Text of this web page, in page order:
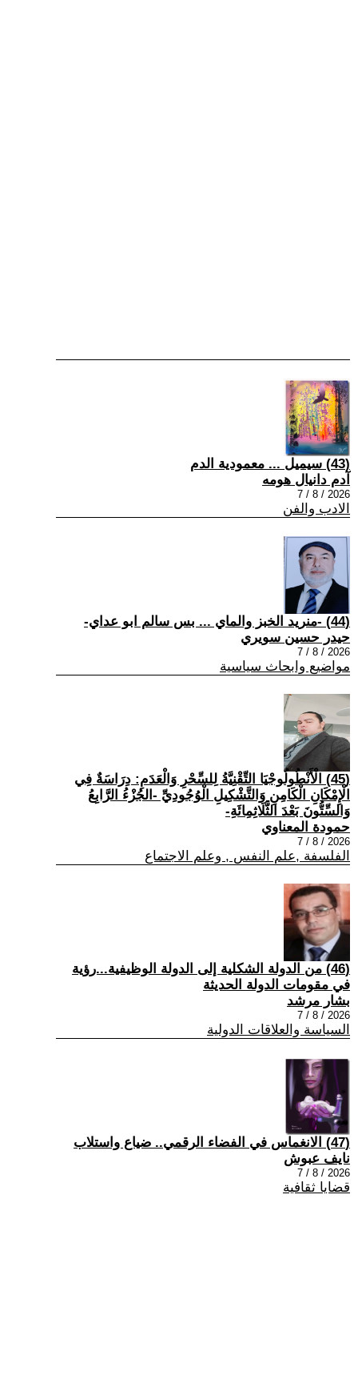
(43) سيميل ... معمودية الدم
آدم دانيال هومه
2026 / 8 / 7
الادب والفن
(44) -منريد الخبز والماي ... بس سالم ابو عداي-
حيدر حسين سويري
2026 / 8 / 7
مواضيع وابحاث سياسية
(45) الْأَنْطُولُوجْيَا التِّقْنِيَّةُ لِلسِّحْرِ وَالْعَدَمِ: دِرَاسَةٌ فِي
الْإِمْكَانِ الْكَامِنِ وَالتَّشْكِيلِ الْوُجُودِيِّ -الجُزْءُ الرَّابِعُ
وَالسِّتُّونَ بَعْدَ الثَّلَاثِمِائَةِ-
حمودة المعناوي
2026 / 8 / 7
الفلسفة ,علم النفس , وعلم الاجتماع
(46) من الدولة الشكلية إلى الدولة الوظيفية...رؤية
في مقومات الدولة الحديثة
بشار مرشد
2026 / 8 / 7
السياسة والعلاقات الدولية
(47) الانغماس في الفضاء الرقمي.. ضياع واستلاب
نايف عبوش
2026 / 8 / 7
قضايا ثقافية